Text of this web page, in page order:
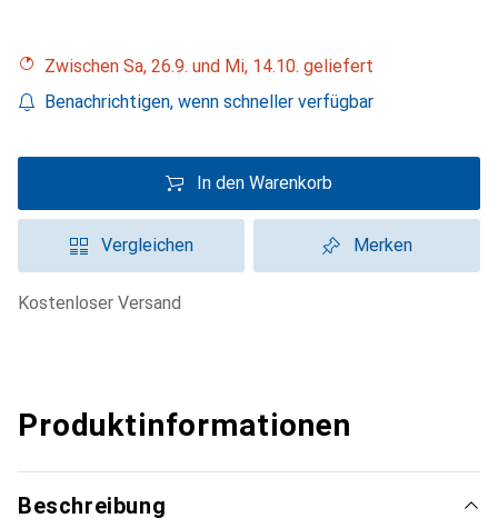
Zwischen Sa, 26.9. und Mi, 14.10. geliefert
Benachrichtigen, wenn schneller verfügbar
In den Warenkorb
Vergleichen Merken
kostenloser Versand
Produktinformationen
Beschreibung